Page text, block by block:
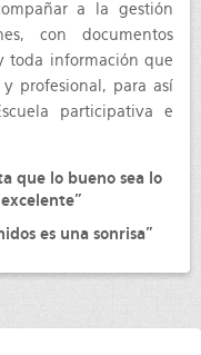
a la gestión
con documentos
toda información que
profesional, para así
participativa e
que lo bueno sea lo
es una sonrisa”